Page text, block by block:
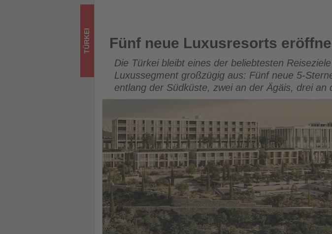
Tourismus
Fünf neue Luxusresorts eröffnen an der Südküste der Türkei
TÜRKEI Fünf neue Luxusresorts
Die Türkei bleibt eines der beliebtesten
Luxussegment großzügig aus: Fünf neue 5-
entlang der Südküste, zwei an der Ägäis, drei an